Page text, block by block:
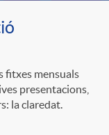
fitxes mensuals
presentacions,
la claredat.